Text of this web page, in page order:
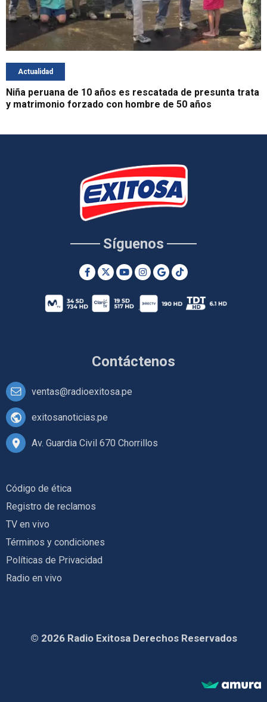
Actualidad
Niña peruana de 10 años es rescatada de presunta trata
y matrimonio forzado con hombre de 50 años
Contáctenos
ventas@radioexitosa.pe
exitosanoticias.pe
Av. Guardia Civil 670 Chorrillos
Síguenos
Código de ética
Registro de reclamos
TV en vivo
Términos y condiciones
Políticas de Privacidad
Radio en vivo
© 2026 Radio Exitosa Derechos Reservados